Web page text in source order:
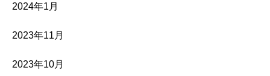
2024年1月
2023年11月
2023年10月